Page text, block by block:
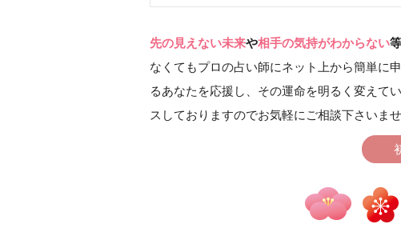
先の見えない未来や相手の気持がわからない
なくてもプロの占い師にネット上から簡単に
るあなたを応援し、その運命を明るく変えて
スしておりますのでお気軽にご相談下さいませ